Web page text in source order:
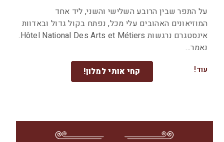
על התפר שבין הרובע השלישי והשני, ליד אחד
המוזיאונים האהובים עלי מכל, נפתח בקול גדול ובאדוות
אינסטגרם נרגשות Hôtel National Des Arts et Métiers.
נאמר
עוד! קחי אותי למלון!